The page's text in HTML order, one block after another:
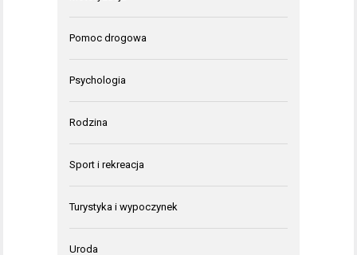
Pomoc drogowa
Psychologia
Rodzina
Sport i rekreacja
Turystyka i wypoczynek
Uroda